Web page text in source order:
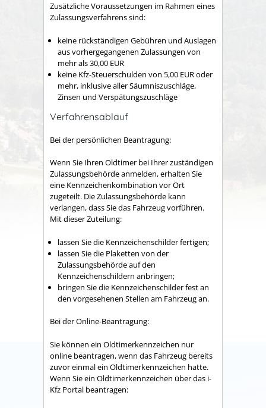
Zusätzliche Voraussetzungen im Rahmen eines
Zulassungsverfahrens sind:
keine rückständigen Gebühren und Auslagen
aus vorhergegangenen Zulassungen von
mehr als 30,00 EUR
keine Kfz-Steuerschulden von 5,00 EUR oder
mehr, inklusive aller Säumniszuschläge,
Zinsen und Verspätungszuschläge
Verfahrensablauf
Bei der persönlichen Beantragung:
Wenn Sie Ihren Oldtimer bei Ihrer zuständigen
Zulassungsbehörde anmelden, erhalten Sie
eine Kennzeichenkombination vor Ort
zugeteilt. Die Zulassungsbehörde kann
verlangen, dass Sie das Fahrzeug vorführen.
Mit dieser Zuteilung:
lassen Sie die Kennzeichenschilder fertigen;
lassen Sie die Plaketten von der
Zulassungsbehörde auf den
Kennzeichenschildern anbringen;
bringen Sie die Kennzeichenschilder fest an
den vorgesehenen Stellen am Fahrzeug an.
Bei der Online-Beantragung:
Sie können ein Oldtimerkennzeichen nur
online beantragen, wenn das Fahrzeug bereits
zuvor einmal ein Oldtimerkennzeichen hatte.
Wenn Sie ein Oldtimerkennzeichen über das i-
Kfz Portal beantragen: